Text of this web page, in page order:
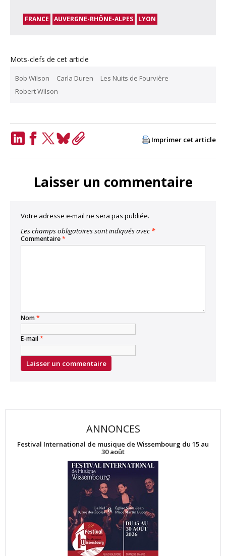
FRANCE AUVERGNE-RHÔNE-ALPES LYON
Mots-clefs de cet article
Bob Wilson Carla Duren
Les Nuits de Fourvière
Robert Wilson
Imprimer cet article
Laisser un commentaire
Votre adresse e-mail ne sera pas publiée.
Les champs obligatoires sont indiqués avec *
Commentaire*
Nom*
E-mail*
ANNONCES
Festival International de musique de Wissembourg du 15 au
30 août